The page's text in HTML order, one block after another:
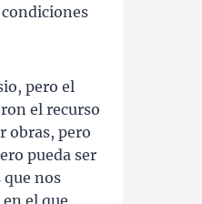
pero el
el recurso
obras, pero
pueda ser
que nos